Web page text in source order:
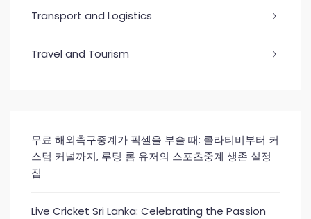
Transport and Logistics
Travel and Tourism
무료 해외축구중계가 픽셀을 부술 때: 콜라티비부터 커
스텀 커널까지, 루팅 롬 유저의 스포츠중계 생존 설정
집
Live Cricket Sri Lanka: Celebrating the Passion